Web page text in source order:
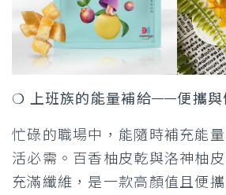
❍ 上班族的能量補給——便攜與
忙碌的職場中，能隨時補充能
活必需。百香柚皮乾與洛神柚
充滿纖維，是一款高顏值且便